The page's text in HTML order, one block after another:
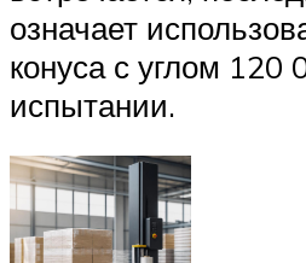
означает
конуса с углом 120
испытании.